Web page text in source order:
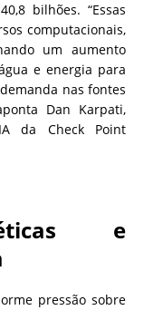
bilhões. “Essas
computacionais,
um aumento
e energia para
nas fontes
Dan Karpati,
da Check Point
e
pressão sobre